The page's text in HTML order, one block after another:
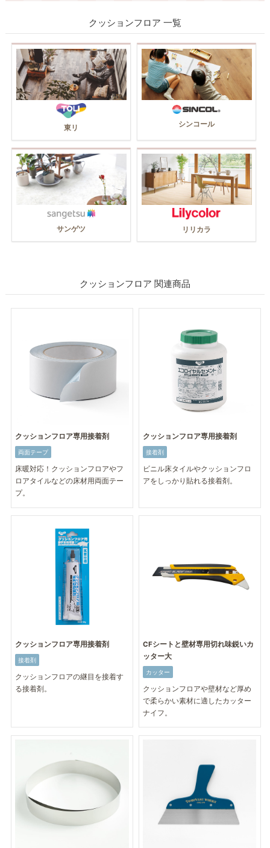
クッションフロア 一覧
東リ シンコール
サンゲツ リリカラ
クッションフロア 関連商品
クッションフロア専用接着剤
両面テープ
床暖対応！クッションフロアやフ
ロアタイルなどの床材用両面テー
プ。
クッションフロア専用接着剤
接着剤
ビニル床タイルやクッションフロ
アをしっかり貼れる接着剤。
クッションフロア専用接着剤
接着剤
クッションフロアの継目を接着す
る接着剤。
CFシートと壁材専用切れ味鋭いカ
ッター大
カッター
クッションフロアや壁材など厚め
で柔らかい素材に適したカッター
ナイフ。